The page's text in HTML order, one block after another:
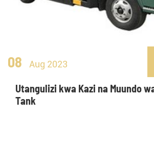
08 Aug 2023
Utangulizi kwa Kazi na Muundo
Tank